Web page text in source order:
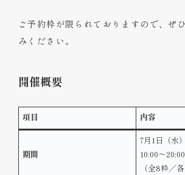
ご予約枠が限られておりますので、ぜ
みください。
開催概要
項目 内容
期間
7月1日（水
10:00～20:00
（全8枠／